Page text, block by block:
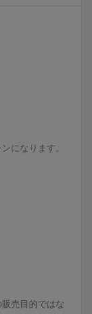
になります。
売目的ではな